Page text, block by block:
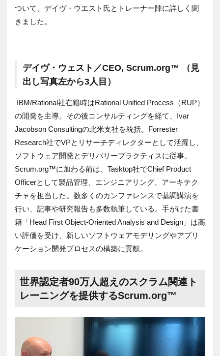
ついて、デイヴ・ウエスト氏とトレーナー陣に詳しく聞
きました。
デイヴ・ウェスト／CEO, Scrum.org™ （見
出し写真左から3人目）
IBM/Rational社在籍時はRational Unified Process（RUP）
の開発を主導。その後コンサルティングを経て、Ivar
Jacobson Consultingの北米支社を統括。Forrester
Research社でVPとリサーチディレクターとして活躍し、
ソフトウェア開発とデリバリープラクティスに従事。
Scrum.org™に加わる前は、Tasktop社でChief Product
Officerとして製品管理、エンジニアリング、アーキテク
チャを担当した。数多くのカンファレンスで基調講演を
行い、記事や研究報告も多数執筆している。手がけた書
籍「Head First Object-Oriented Analysis and Design」は高
い評価を受け、新しいソフトウェアモデリングやアプリ
ケーション開発プロセスの構築に貢献。
世界認定者90万人超えのスクラム関連ト
レーニングを提供するScrum.org™